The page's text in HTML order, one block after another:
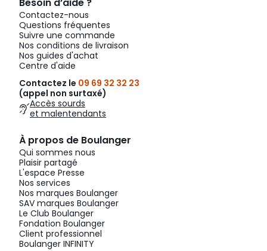
Besoin d’aide ?
Contactez-nous
Questions fréquentes
Suivre une commande
Nos conditions de livraison
Nos guides d'achat
Centre d'aide
Contactez le 09 69 32 32 23
(appel non surtaxé)
Accès sourds
et malentendants
À propos de Boulanger
Qui sommes nous
Plaisir partagé
L'espace Presse
Nos services
Nos marques Boulanger
SAV marques Boulanger
Le Club Boulanger
Fondation Boulanger
Client professionnel
Boulanger INFINITY